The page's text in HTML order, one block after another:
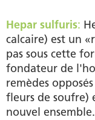
Hepar sulfuris:
calcaire) est un
pas sous cette
fondateur de
remèdes
fleurs de soufre)
nouvel ensemble.